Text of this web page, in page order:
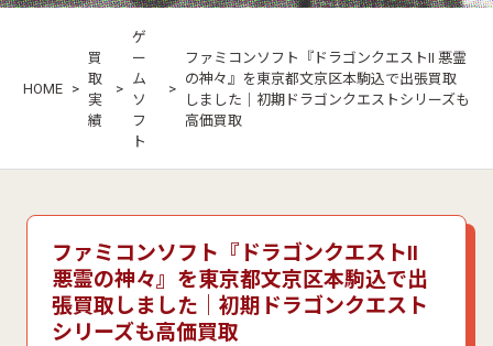
HOME >
買
取
実
績
>
ゲ
ー
ム
ソ
フ
ト
>
ファミコンソフト『ドラゴンクエストII 悪霊
の神々』を東京都文京区本駒込で出張買取
しました｜初期ドラゴンクエストシリーズも
高価買取
ファミコンソフト『ドラゴンクエストII
悪霊の神々』を東京都文京区本駒込で出
張買取しました｜初期ドラゴンクエスト
シリーズも高価買取